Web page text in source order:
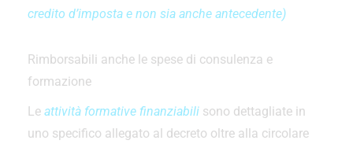
credito d’imposta e non sia anche antecedente)
Rimborsabili anche le spese di consulenza e
formazione
Le attività formative finanziabili sono dettagliate in
uno specifico allegato al decreto oltre alla circolare